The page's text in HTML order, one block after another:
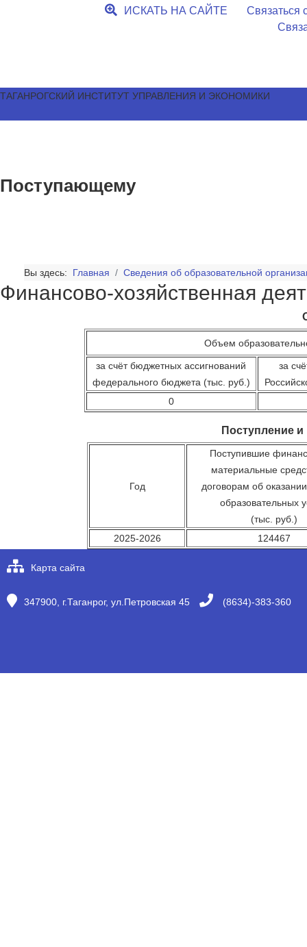
ИСКАТЬ НА САЙТЕ
Связаться
ТАГАНРОГСКИЙ ИНСТИТУТ УПРАВЛЕНИЯ И ЭКОНОМИКИ
Поступающему
Вы здесь: Главная Сведения об образовательной
Финансово-хозяйственная
Объем
за счёт бюджетных ассигнований
федерального бюджета (тыс. руб.)
за
0
Поступление
Год
Поступившие
материальные
договорам об
образовательных
(тыс. руб.)
2025-2026
124467
Карта сайта
347900, г.Таганрог, ул.Петровская 45 (8634)-383-360